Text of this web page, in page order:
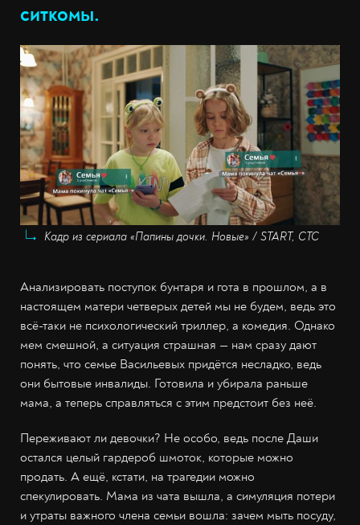
ситкомы.
Кадр из сериала «Папины дочки. Новые» / START, СТС
Анализировать поступок бунтаря и гота в прошлом, а в
настоящем матери четверых детей мы не будем, ведь это
всё-таки не психологический триллер, а комедия. Однако
мем смешной, а ситуация страшная — нам сразу дают
понять, что семье Васильевых придётся несладко, ведь
они бытовые инвалиды. Готовила и убирала раньше
мама, а теперь справляться с этим предстоит без неё.
Переживают ли девочки? Не особо, ведь после Даши
остался целый гардероб шмоток, которые можно
продать. А ещё, кстати, на трагедии можно
спекулировать. Мама из чата вышла, а симуляция потери
и утраты важного члена семьи вошла: зачем мыть посуду,